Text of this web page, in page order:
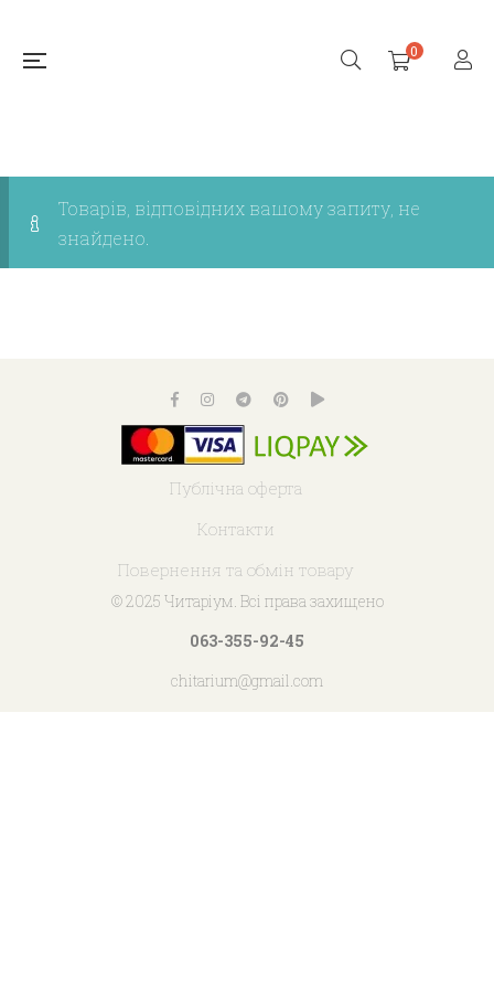
0
Товарів, відповідних вашому запиту, не
знайдено.
Публічна оферта
Контакти
Повернення та обмін товару
© 2025 Читаріум. Всі права захищено
063-355-92-45
chitarium@gmail.com